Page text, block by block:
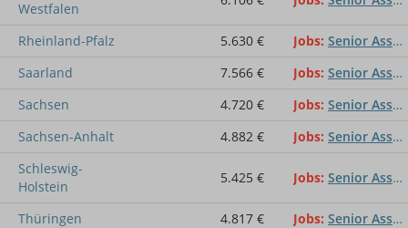
Westfalen
Rheinland-Pfalz 5.630 € Jobs Senior Associate
Saarland
7.566 € Jobs Senior Associate
Sachsen
4.720 € Jobs Senior Associate
Sachsen-Anhalt
4.882 € Jobs Senior Associate
Schleswig-
Holstein
5.425 € Jobs Senior Associate
Thüringen 4.817 € Jobs Senior Associate